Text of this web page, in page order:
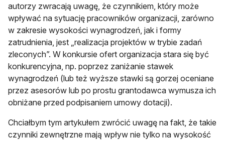
autorzy zwracają uwagę, że czynnikiem, który może
wpływać na sytuację pracowników organizacji, zarówno
w zakresie wysokości wynagrodzeń, jak i formy
zatrudnienia, jest „realizacja projektów w trybie zadań
zleconych”. W konkursie ofert organizacja stara się być
konkurencyjna, np. poprzez zaniżanie stawek
wynagrodzeń (lub też wyższe stawki są gorzej oceniane
przez asesorów lub po prostu grantodawca wymusza ich
obniżane przed podpisaniem umowy dotacji).
Chciałbym tym artykułem zwrócić uwagę na fakt, że takie
czynniki zewnętrzne mają wpływ nie tylko na wysokość